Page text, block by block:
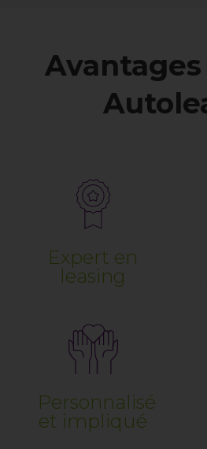
Avantages
Expert en
leasing
Personnalisé
et impliqué